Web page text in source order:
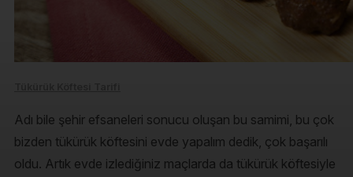
Adı bile şehir efsaneleri sonucu oluşan bu samimi, bu çok
bizden tükürük köftesini evde yapalım dedik, çok başarılı
oldu. Artık evde izlediğiniz maçlarda da tükürük köftesiyle